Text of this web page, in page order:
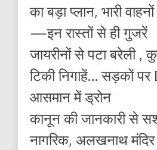
का बड़ा प्लान, भारी
—इन रास्तों से ही गुजरें
जायरीनों से पटा बरेली ,
टिकी निगाहें… सड़कों
आसमान में ड्रोन
कानून की जानकारी से
नागरिक, अलखनाथ